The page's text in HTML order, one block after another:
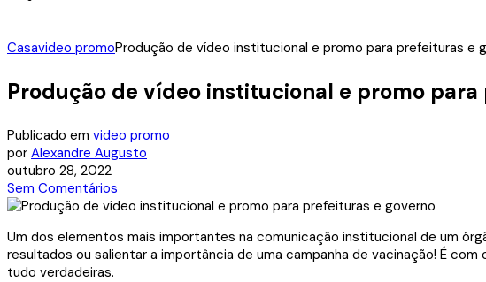
Casavideo promoProdução de vídeo institucional e promo para prefeituras e
Produção de vídeo institucional e promo
Publicado em video promo
por Alexandre Augusto
outubro 28, 2022
Sem Comentários
Um dos elementos mais importantes na comunicação institucional de um
resultados ou salientar a importância de uma campanha de vacinação! É
tudo verdadeiras.